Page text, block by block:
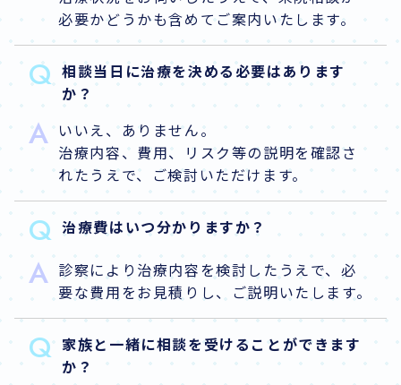
必要かどうかも含めてご案内いたします。
Q 相談当日に治療を決める必要はあります
か？
A いいえ、ありません。
治療内容、費用、リスク等の説明を確認さ
れたうえで、ご検討いただけます。
Q 治療費はいつ分かりますか？
A 診察により治療内容を検討したうえで、必
要な費用をお見積りし、ご説明いたします。
Q 家族と一緒に相談を受けることができます
か？